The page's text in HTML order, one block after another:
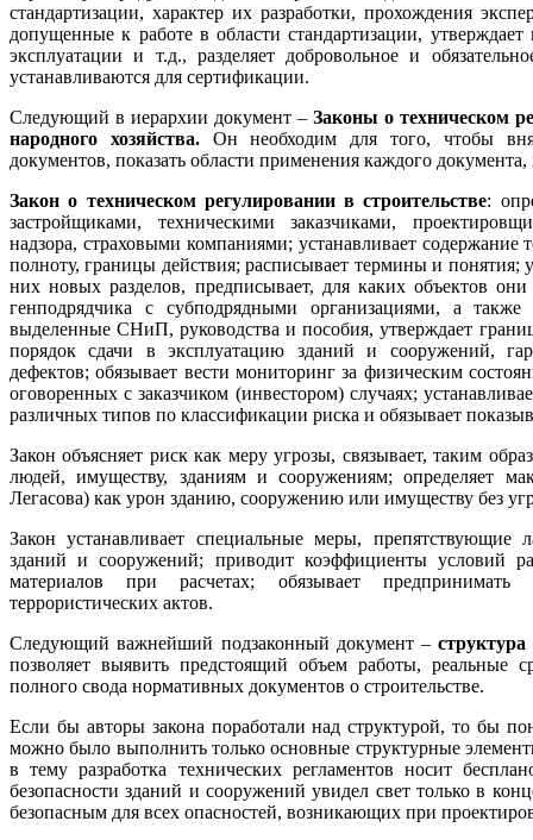
стандартизации, характер их разработки, прохождения
допущенные к работе в области стандартизации,
эксплуатации и т.д., разделяет добровольное и
устанавливаются для сертификации.
Следующий в иерархии документ – Законы о техническом
народного хозяйства.Он необходим для того, чтобы
документов, показать области применения каждого
Закон о техническом регулировании в строительстве:
застройщиками, техническими заказчиками,
надзора, страховыми компаниями; устанавливает содержание
полноту, границы действия; расписывает термины и понятия;
них новых разделов, предписывает, для каких объектов они
генподрядчика с субподрядными организациями, а
выделенные СНиП, руководства и пособия, утверждает
порядок сдачи в эксплуатацию зданий и сооружений,
дефектов; обязывает вести мониторинг за физическим
оговоренных с заказчиком (инвестором) случаях;
различных типов по классификации риска и обязывает
Закон объясняет риск как меру угрозы, связывает, таким
людей, имуществу, зданиям и сооружениям; определяет
Легасова) как урон зданию, сооружению или имуществу без
Закон устанавливает специальные меры, препятствующие
зданий и сооружений; приводит коэффициенты условий
материалов при расчетах; обязывает
террористических актов.
Следующий важнейший подзаконный документ –
позволяет выявить предстоящий объем работы, реальные
полного свода нормативных документов о строительстве.
Если бы авторы закона поработали над структурой, то бы
можно было выполнить только основные структурные
в тему разработка технических регламентов носит
безопасности зданий и сооружений увидел свет только в
безопасным для всех опасностей, возникающих при